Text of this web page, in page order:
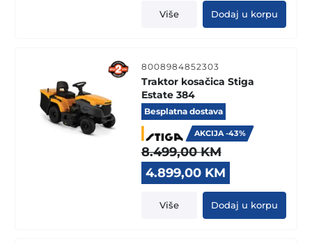
Više Dodaj u korpu
8008984852303
Traktor kosačica Stiga
Estate 384
Besplatna dostava
AKCIJA -43%
8.499,00KM
Original
price
was:
8.499,00 KM.
4.899,00 KM
price
is:
4.899,00
Više Dodaj u korpu